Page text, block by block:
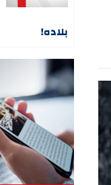
بلاده!